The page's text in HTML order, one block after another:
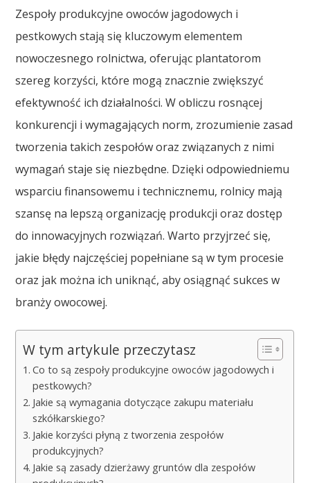
Zespoły produkcyjne owoców jagodowych i
pestkowych stają się kluczowym elementem
nowoczesnego rolnictwa, oferując plantatorom
szereg korzyści, które mogą znacznie zwiększyć
efektywność ich działalności. W obliczu rosnącej
konkurencji i wymagających norm, zrozumienie zasad
tworzenia takich zespołów oraz związanych z nimi
wymagań staje się niezbędne. Dzięki odpowiedniemu
wsparciu finansowemu i technicznemu, rolnicy mają
szansę na lepszą organizację produkcji oraz dostęp
do innowacyjnych rozwiązań. Warto przyjrzeć się,
jakie błędy najczęściej popełniane są w tym procesie
oraz jak można ich uniknąć, aby osiągnąć sukces w
branży owocowej.
W tym artykule przeczytasz
Co to są zespoły produkcyjne owoców jagodowych i
pestkowych?
Jakie są wymagania dotyczące zakupu materiału
szkółkarskiego?
Jakie korzyści płyną z tworzenia zespołów
produkcyjnych?
Jakie są zasady dzierżawy gruntów dla zespołów